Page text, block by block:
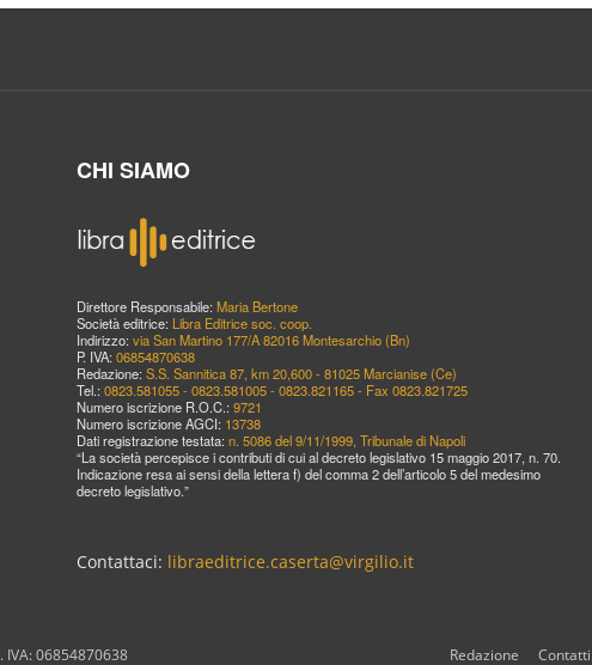
CHI SIAMO
Direttore Responsabile: Maria Bertone
Società editrice: Libra Editrice soc. coop.
Indirizzo: via San Martino 177/A 82016 Montesarchio (Bn)
P. IVA: 06854870638
Redazione: S.S. Sannitica 87, km 20,600 - 81025 Marcianise (Ce)
Tel.: 0823.581055 - 0823.581005 - 0823.821165 - Fax 0823.821725
Numero iscrizione R.O.C.: 9721
Numero iscrizione AGCI: 13738
Dati registrazione testata: n. 5086 del 9/11/1999, Tribunale di Napoli
“La società percepisce i contributi di cui al decreto legislativo 15 maggio 2017, n. 70.
Indicazione resa ai sensi della lettera f) del comma 2 dell’articolo 5 del medesimo
decreto legislativo.”
Contattaci: libraeditrice.caserta@virgilio.it
Redazione Contatti
IVA: 06854870638